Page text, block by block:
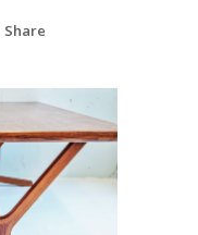
Share